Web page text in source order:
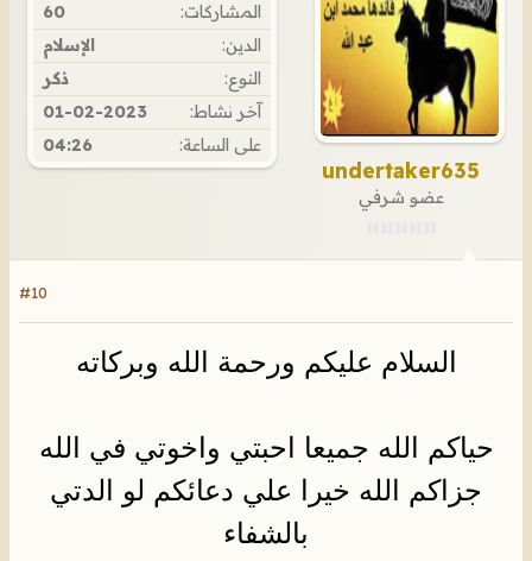
undertaker635
عضو شرفي
المشاركات:
60
الدين:
الإسلام
النوع:
ذكر
آخر نشاط:
01-02-2023
على الساعة:
04:26
#10
السلام عليكم ورحمة الله وبركاته
حياكم الله جميعا احبتي واخوتي في الله
جزاكم الله خيرا علي دعائكم لو الدتي
بالشفاء